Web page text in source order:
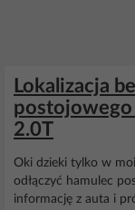
Lokalizacja
postojowego
2.0T
Oki dzieki tylko w
odłączyć hamulec
informację z auta i